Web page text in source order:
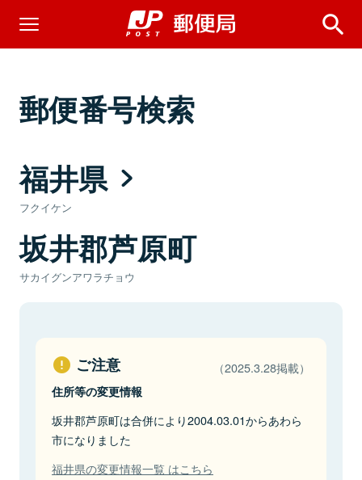
郵便番号検索
福井県
フクイケン
坂井郡芦原町
サカイグンアワラチョウ
ご注意 （2025.3.28掲載）
住所等の変更情報
坂井郡芦原町は合併により2004.03.01からあわら
市になりました
福井県の変更情報一覧 はこちら